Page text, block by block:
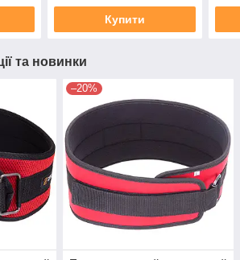
Купити
та новинки
–20%